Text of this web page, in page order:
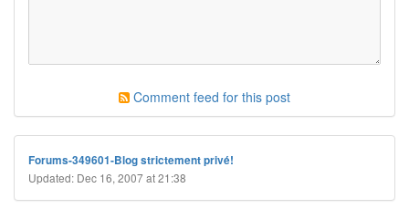
Comment feed for this post
Forums-349601-Blog strictement privé!
Updated: Dec 16, 2007 at 21:38